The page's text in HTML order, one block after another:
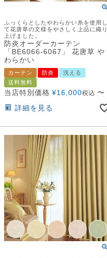
ふっくらとしたやわらかい糸を使用し
て花唐草の文様をやさしく上品に織り
上げました。
防炎オーダーカーテン
「BE6066-6067」 花唐草 や
わらかい
カーテン 防炎
洗える
送料無料
当店特別価格 ¥16,000税込 〜
詳細を見る